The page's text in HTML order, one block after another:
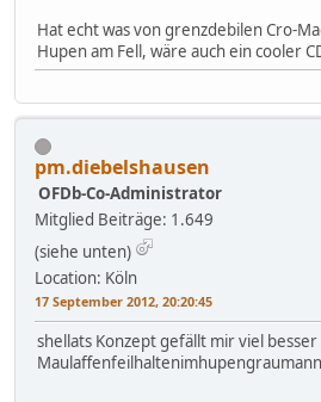
Hat echt was von grenzdebilen Cro-
Hupen am Fell, wäre auch ein cooler
pm.diebelshausen
OFDb-Co-Administrator
Mitglied Beiträge: 1.649
(siehe unten)
Location: Köln
17 September 2012, 20:20:45
shellats Konzept gefällt mir viel besser